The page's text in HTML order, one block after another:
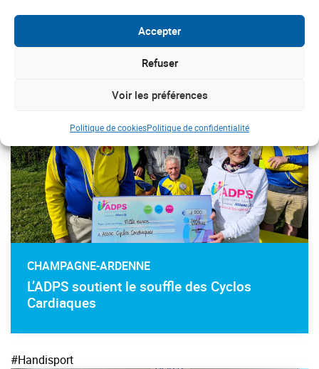
Accepter
Refuser
Voir les préférences
Politique de cookiesPolitique de confidentialité
CHAMPAGNE-ARDENNE
L’ADPS soutient le souffle des Cyclos
Cardiaques
#Handisport